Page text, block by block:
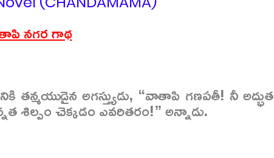
నగర గాథ
అగస్త్యుడు, “వాతాపి గణపతీ! నీ అద్భుత
శిల్పం చెక్కడం ఎవరితరం!” అన్నాడు.